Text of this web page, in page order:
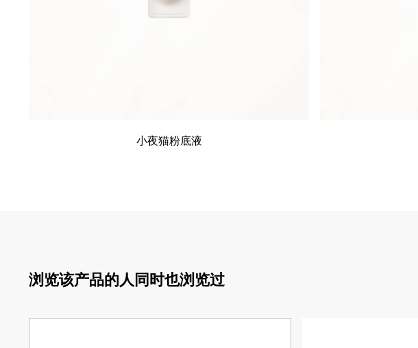
小夜猫粉底液
浏览该产品的人同时也浏览过